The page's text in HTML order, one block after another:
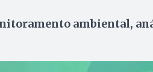
ambiental,